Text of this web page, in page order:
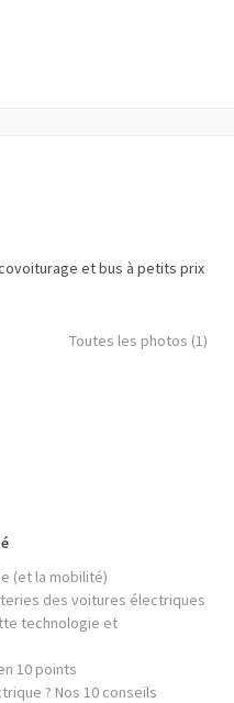
et bus à petits prix
Toutes les photos (1)
(et la mobilité)
des voitures électriques
technologie et
10 points
? Nos 10 conseils